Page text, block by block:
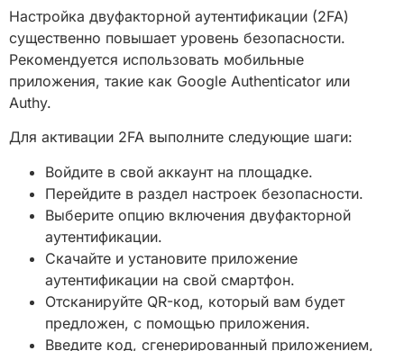
Настройка двуфакторной аутентификации (2FA)
существенно повышает уровень безопасности.
Рекомендуется использовать мобильные
приложения, такие как Google Authenticator или
Authy.
Для активации 2FA выполните следующие шаги:
Войдите в свой аккаунт на площадке.
Перейдите в раздел настроек безопасности.
Выберите опцию включения двуфакторной
аутентификации.
Скачайте и установите приложение
аутентификации на свой смартфон.
Отсканируйте QR-код, который вам будет
предложен, с помощью приложения.
Введите код, сгенерированный приложением,